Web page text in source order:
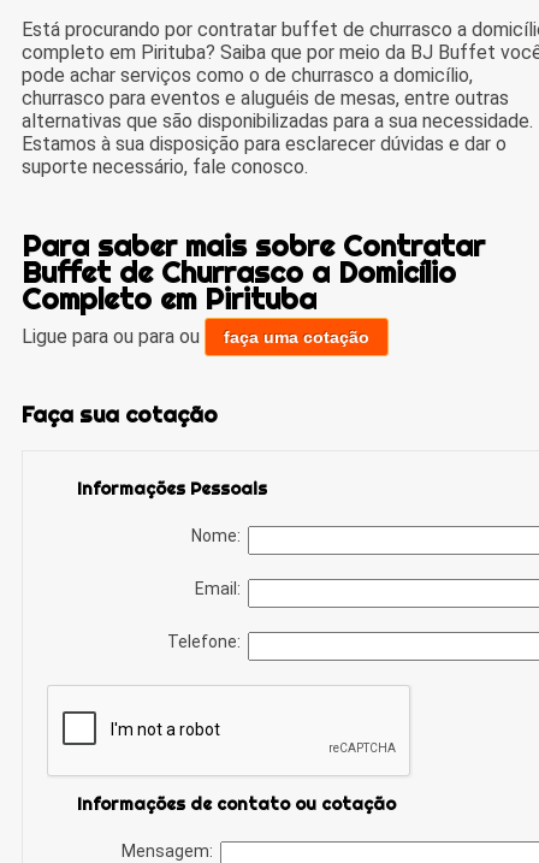
Está procurando por contratar buffet de churrasco a
completo em Pirituba? Saiba que por meio da BJ Buffet
pode achar serviços como o de churrasco a domicílio,
churrasco para eventos e aluguéis de mesas, entre outras
alternativas que são disponibilizadas para a sua necessidade.
Estamos à sua disposição para esclarecer dúvidas e dar o
suporte necessário, fale conosco.
Para saber mais sobre Contratar
Buffet de Churrasco a Domicílio
Completo em Pirituba
Ligue para ou para ou faça uma cotação
Faça sua cotação
Informações Pessoais
Nome:
Email:
Telefone:
Informações de contato ou cotação
Mensagem: